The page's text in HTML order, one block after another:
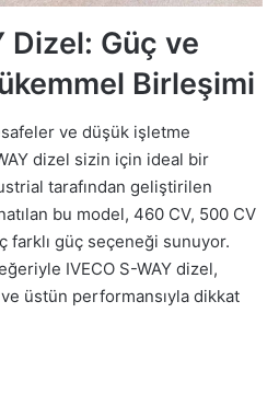
Dizel: Güç ve
Birleşimi
ve düşük işletme
dizel sizin için ideal bir
tarafından geliştirilen
bu model, 460 CV, 500 CV
farklı güç seçeneği sunuyor.
IVECO S-WAY dizel,
üstün performansıyla dikkat